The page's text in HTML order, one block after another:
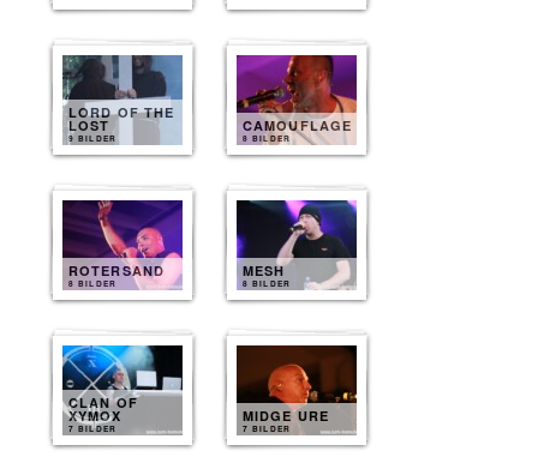
LORD OF THE
LOST
9 BILDER
CAMOUFLAGE
8 BILDER
ROTERSAND
8 BILDER
MESH
8 BILDER
CLAN OF
XYMOX
7 BILDER
MIDGE URE
7 BILDER